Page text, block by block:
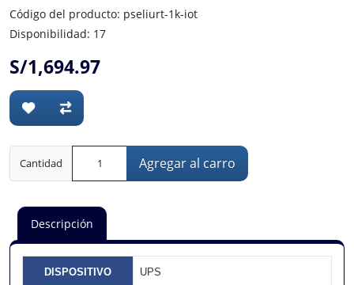
Código del producto: pseliurt-1k-iot
Disponibilidad: 17
S/1,694.97
Cantidad Agregar al carro
Descripción
DISPOSITIVO UPS